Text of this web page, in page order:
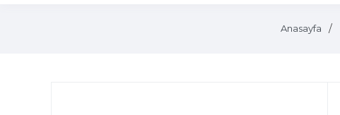
Anasayfa